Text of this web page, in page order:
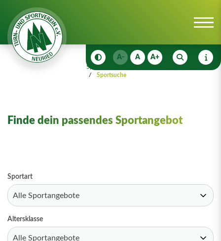
A- A A+
Sportangebot
Sportsuche
Finde dein passendes Sportangebot
Sportart
Altersklasse